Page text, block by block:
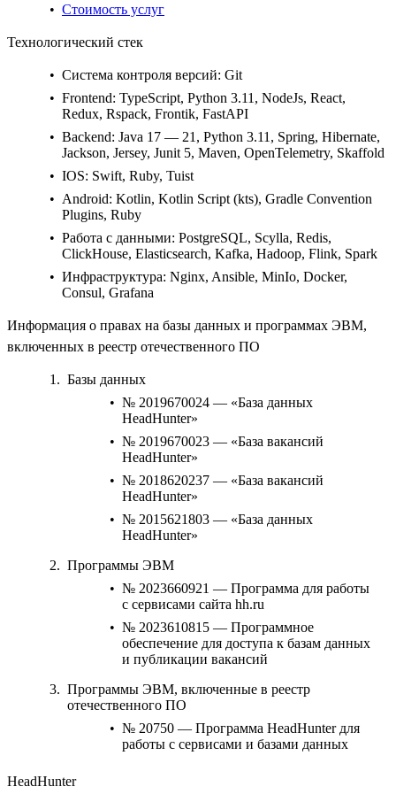
Стоимость услуг
Технологический стек
Система контроля версий: Git
Frontend: TypeScript, Python 3.11, NodeJs, React,
Redux, Rspack, Frontik, FastAPI
Backend: Java 17 — 21, Python 3.11, Spring, Hibernate,
Jackson, Jersey, Junit 5, Maven, OpenTelemetry, Skaffold
IOS: Swift, Ruby, Tuist
Android: Kotlin, Kotlin Script (kts), Gradle Convention
Plugins, Ruby
Работа с данными: PostgreSQL, Scylla, Redis,
ClickHouse, Elasticsearch, Kafka, Hadoop, Flink, Spark
Инфраструктура: Nginx, Ansible, MinIo, Docker,
Consul, Grafana
Информация о правах на базы данных и программах ЭВМ,
включенных в реестр отечественного ПО
Базы данных
№ 2019670024 — «База данных
HeadHunter»
№ 2019670023 — «База вакансий
HeadHunter»
№ 2018620237 — «База вакансий
HeadHunter»
№ 2015621803 — «База данных
HeadHunter»
Программы ЭВМ
№ 2023660921 — Программа для работы
с сервисами сайта hh.ru
№ 2023610815 — Программное
обеспечение для доступа к базам данных
и публикации вакансий
Программы ЭВМ, включенные в реестр
отечественного ПО
№ 20750 — Программа HeadHunter для
работы с сервисами и базами данных
HeadHunter